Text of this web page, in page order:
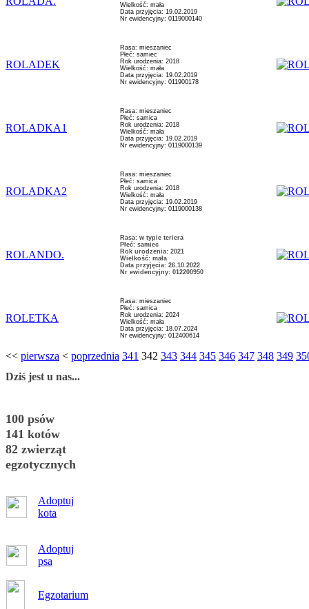
Wielkość: mała
Data przyjęcia: 19.02.2019
Nr ewidencyjny: 0119000140
ROLADEK
Rasa: mieszaniec
Płeć: samiec
Rok urodzenia: 2018
Wielkość: mała
Data przyjęcia: 19.02.2019
Nr ewidencyjny: 011900178
ROLADKA1
Rasa: mieszaniec
Płeć: samica
Rok urodzenia: 2018
Wielkość: mała
Data przyjęcia: 19.02.2019
Nr ewidencyjny: 0119000139
ROLADKA2
Rasa: mieszaniec
Płeć: samica
Rok urodzenia: 2018
Wielkość: mała
Data przyjęcia: 19.02.2019
Nr ewidencyjny: 0119000138
ROLANDO.
Rasa: w typie teriera
Płeć: samiec
Rok urodzenia: 2021
Wielkość: mała
Data przyjęcia: 26.10.2022
Nr ewidencyjny: 012200950
ROLETKA
Rasa: mieszaniec
Płeć: samica
Rok urodzenia: 2024
Wielkość: mała
Data przyjęcia: 18.07.2024
Nr ewidencyjny: 012400614
<< pierwsza < poprzednia 341 342 343 344 345 346 347 348 349
Dziś jest u nas...
100 psów
141 kotów
82 zwierząt
egzotycznych
Adoptuj
kota
Adoptuj
psa
Egzotarium